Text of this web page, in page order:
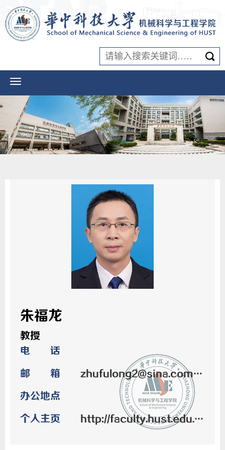
朱福龙
教授
电 话
邮 箱
zhufulong2@sina.com zhufulong@hust.edu.cn
办公地点
个人主页
http://faculty.hust.edu.cn/zhufulong/zh_CN/index.htm